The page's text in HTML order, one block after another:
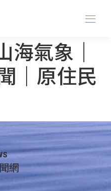
氣象｜
｜原住民
網